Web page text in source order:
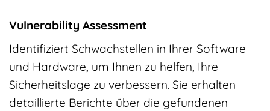
Vulnerability Assessment
Identifiziert Schwachstellen in Ihrer Software
und Hardware, um Ihnen zu helfen, Ihre
Sicherheitslage zu verbessern. Sie erhalten
detaillierte Berichte über die gefundenen